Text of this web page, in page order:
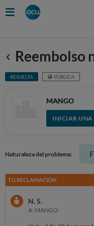
Anterior
Reembolso
RESUELTA PÚBLICA
MANGO
INICIAR UNA
Naturaleza del problema:
TU RECLAMACIÓN
N. S.
A: MANGO